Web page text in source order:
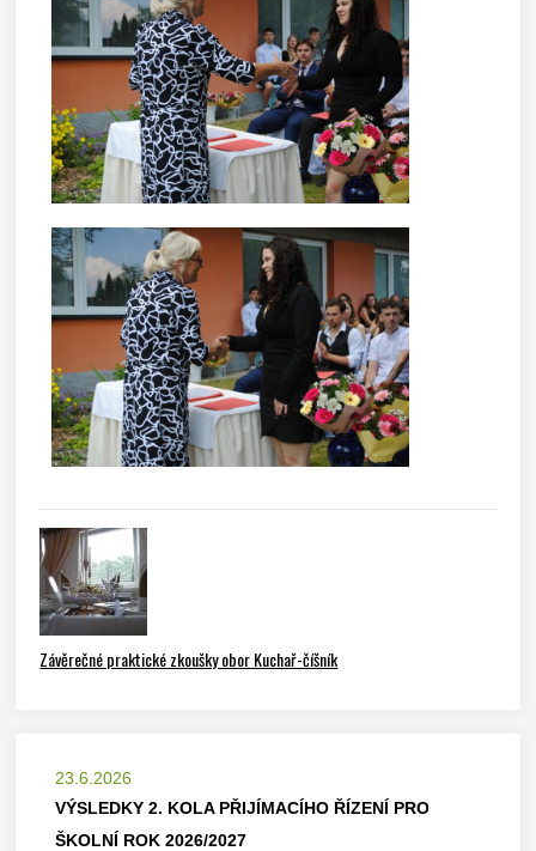
Závěrečné praktické zkoušky obor Kuchař-číšník
23.6.2026
VÝSLEDKY 2. KOLA PŘIJÍMACÍHO ŘÍZENÍ PRO
ŠKOLNÍ ROK 2026/2027